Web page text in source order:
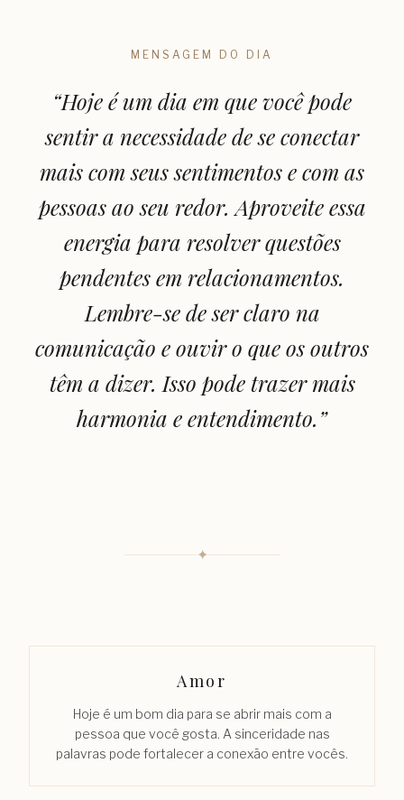
MENSAGEM DO DIA
“Hoje é um dia em que você pode
sentir a necessidade de se conectar
mais com seus sentimentos e com as
pessoas ao seu redor. Aproveite essa
energia para resolver questões
pendentes em relacionamentos.
Lembre-se de ser claro na
comunicação e ouvir o que os outros
têm a dizer. Isso pode trazer mais
harmonia e entendimento.”
✦
Amor
Hoje é um bom dia para se abrir mais com a
pessoa que você gosta. A sinceridade nas
palavras pode fortalecer a conexão entre vocês.